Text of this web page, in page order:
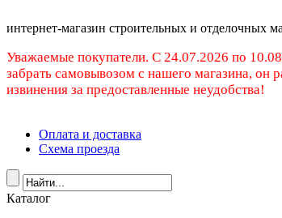
интернет-магазин строительных и отделочных
Уважаемые покупатели. C 24.07.2026 по
забрать самовывозом с нашего магазина,
извинения за предоставленные неудобства!
Оплата и доставка
Схема проезда
Каталог